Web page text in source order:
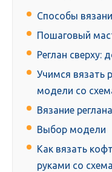
Способы
Пошаговый
Реглан сверху:
Учимся вязать
модели со
Вязание
Выбор модели
Как вязать
руками со